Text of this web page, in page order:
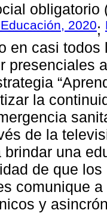
obligatorio
2020;
en casi
presenciales
la
de la
brindar una
de que
comunique
y